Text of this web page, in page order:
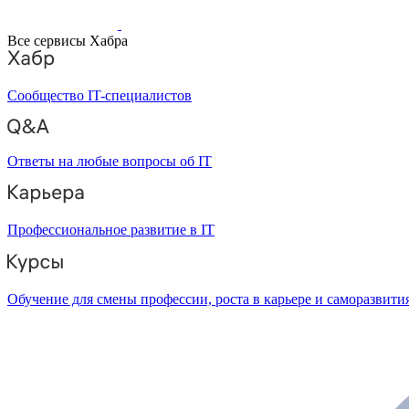
Все сервисы Хабра
Сообщество IT-специалистов
Ответы на любые вопросы об IT
Профессиональное развитие в IT
Обучение для смены профессии, роста в карьере и